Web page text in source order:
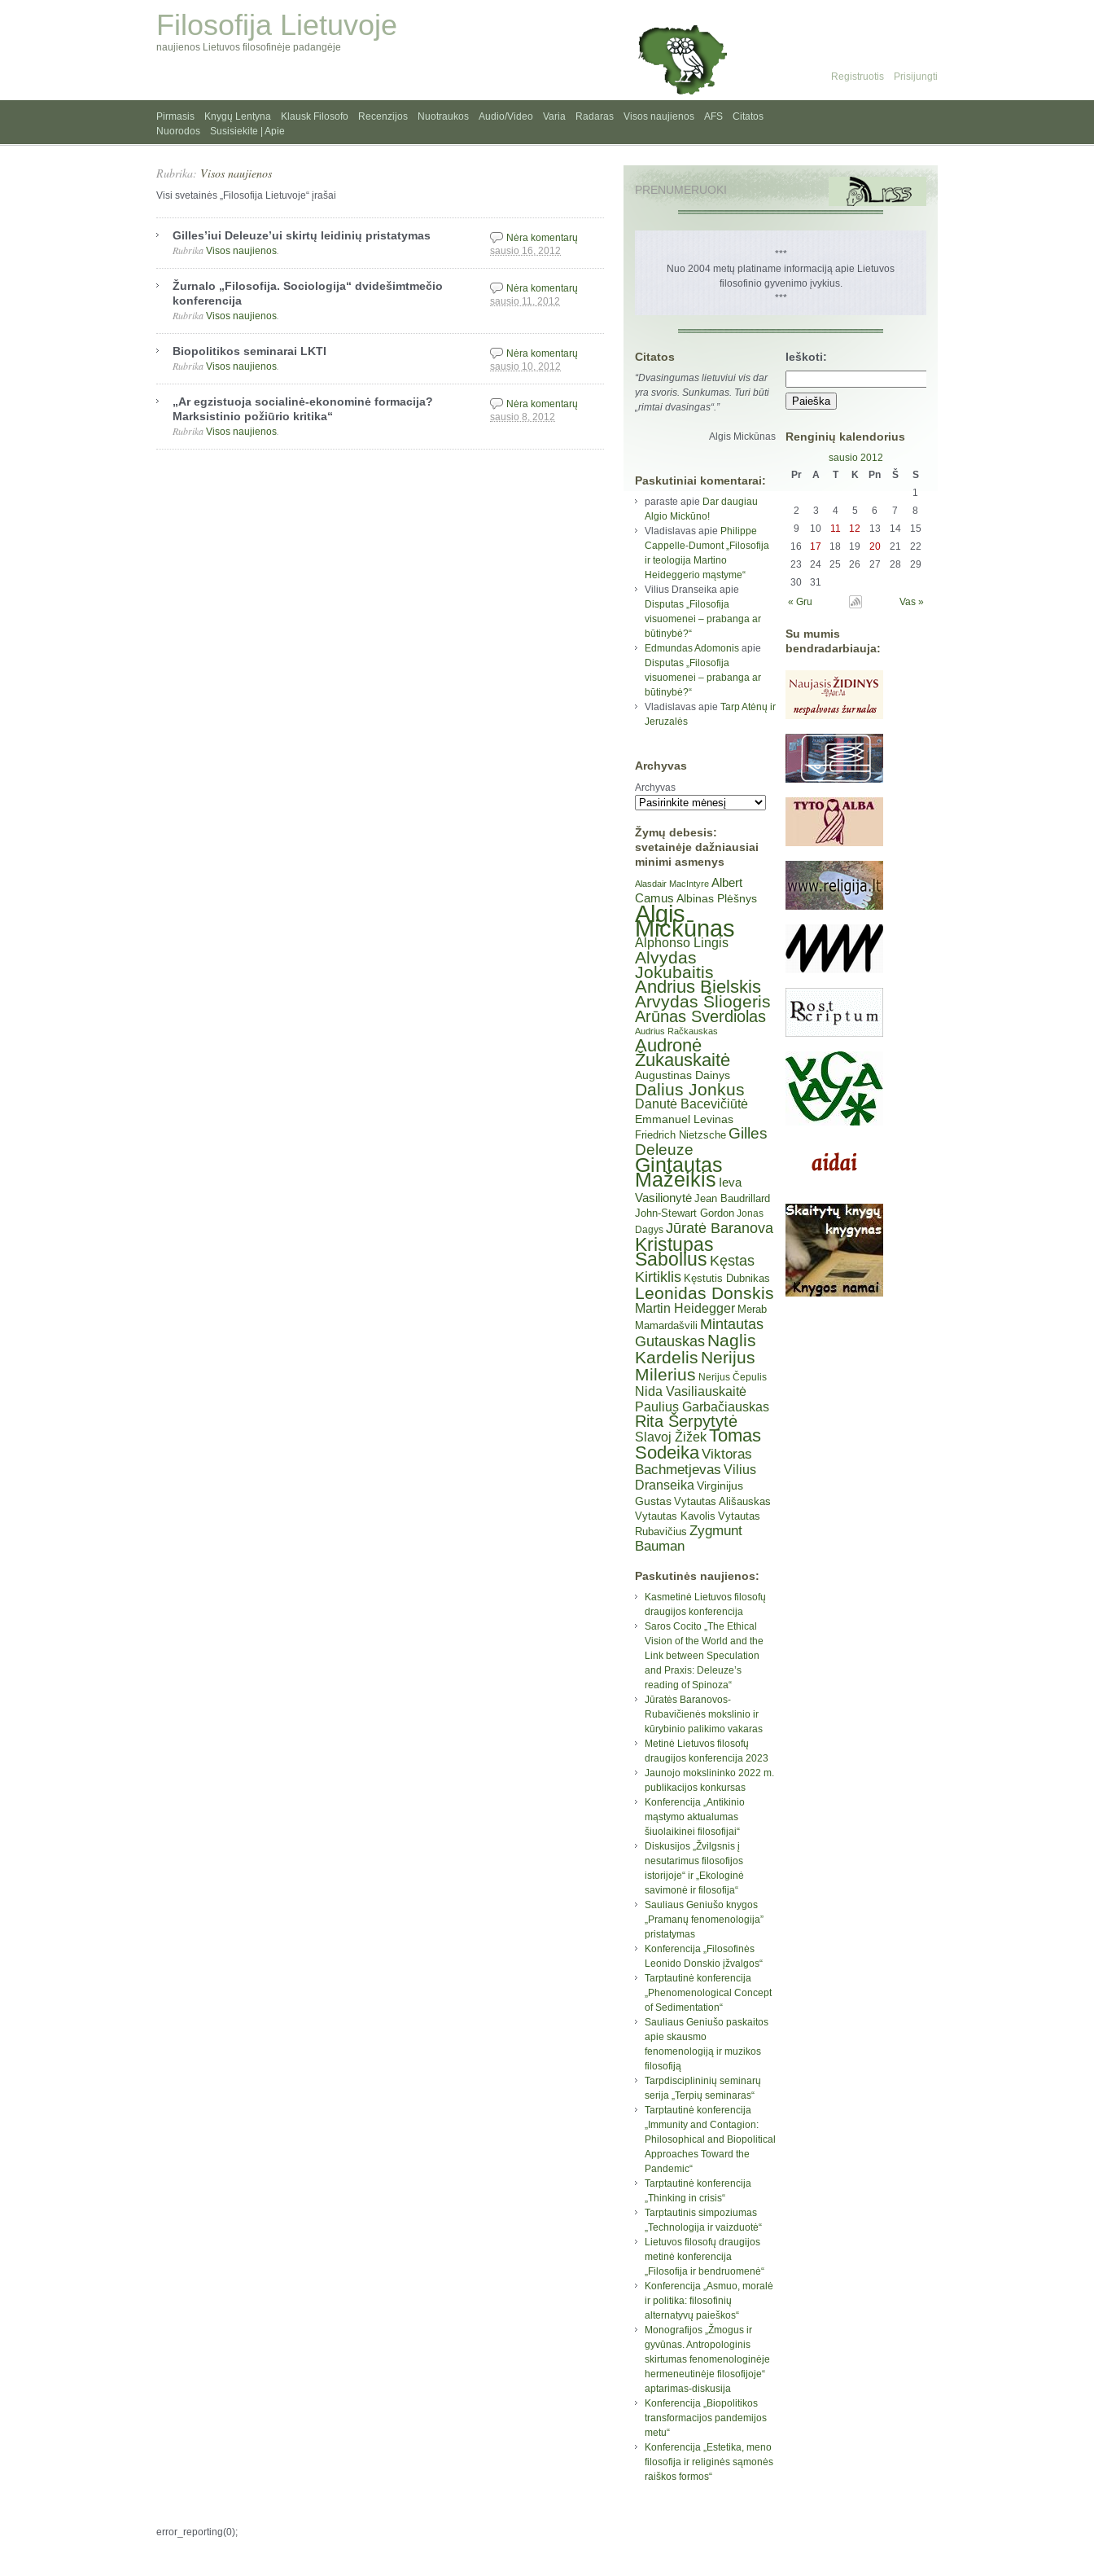
Filosofija Lietuvoje
naujienos Lietuvos filosofinėje padangėje
Prisijungti
Registruotis
Pirmasis Knygų Lentyna Klausk Filosofo Recenzijos Nuotraukos Audio/Video Varia Radaras Visos naujienos AFS
Citatos
Nuorodos
Susisiekite | Apie
Rubrika: Visos naujienos
Visi svetainės „Filosofija Lietuvoje“ įrašai
Gilles’iui Deleuze’ui skirtų leidinių pristatymas
sausio 16, 2012
Rubrika Visos naujienos
Nėra komentarų
Žurnalo „Filosofija. Sociologija“ dvidešimtmečio
konferencija
sausio 11, 2012
Rubrika Visos naujienos
Nėra komentarų
Biopolitikos seminarai LKTI
sausio 10, 2012
Rubrika Visos naujienos
Nėra komentarų
„Ar egzistuoja socialinė-ekonominė formacija?
Marksistinio požiūrio kritika“
sausio 8, 2012
Rubrika Visos naujienos
Nėra komentarų
PRENUMERUOKI
***
Nuo 2004 metų platiname informaciją apie Lietuvos
filosofinio gyvenimo įvykius.
***
Citatos
“Dvasingumas lietuviui vis dar
yra svoris. Sunkumas. Turi būti
„rimtai dvasingas“.”
Algis Mickūnas
Paskutiniai komentarai:
paraste apie Dar daugiau
Algio Mickūno!
Vladislavas apie Philippe
Cappelle-Dumont „Filosofija
ir teologija Martino
Heideggerio mąstyme“
Vilius Dranseika apie
Disputas „Filosofija
visuomenei – prabanga ar
būtinybė?“
Edmundas Adomonis apie
Disputas „Filosofija
visuomenei – prabanga ar
būtinybė?“
Vladislavas apie Tarp Atėnų ir
Jeruzalės
Archyvas
Archyvas
Žymų debesis:
svetainėje dažniausiai
minimi asmenys
Alasdair MacIntyre Albert
Camus Albinas Plėšnys
Algis
Mickūnas
Alphonso Lingis
Alvydas
Jokubaitis
Andrius Bielskis
Arvydas Šliogeris
Arūnas Sverdiolas
Audrius Račkauskas
Audronė
Žukauskaitė
Augustinas Dainys
Dalius Jonkus
Danutė Bacevičiūtė
Emmanuel Levinas
Friedrich Nietzsche Gilles
Deleuze
Gintautas
Mažeikis Ieva
Vasilionytė Jean Baudrillard
John-Stewart Gordon Jonas
Dagys Jūratė Baranova
Kristupas
Sabolius Kęstas
Kirtiklis Kęstutis Dubnikas
Leonidas Donskis
Martin Heidegger Merab
Mamardašvili Mintautas
Gutauskas Naglis
Kardelis Nerijus
Milerius Nerijus Čepulis
Nida Vasiliauskaitė
Paulius Garbačiauskas
Rita Šerpytytė
Slavoj ŽižekTomas
SodeikaViktoras
Bachmetjevas Vilius
Dranseika Virginijus
Gustas Vytautas Ališauskas
Vytautas Kavolis Vytautas
Rubavičius Zygmunt
Bauman
Paskutinės naujienos:
Kasmetinė Lietuvos filosofų
draugijos konferencija
Saros Cocito „The Ethical
Vision of the World and the
Link between Speculation
and Praxis: Deleuze’s
reading of Spinoza“
Jūratės Baranovos-
Rubavičienės mokslinio ir
kūrybinio palikimo vakaras
Metinė Lietuvos filosofų
draugijos konferencija 2023
Jaunojo mokslininko 2022 m.
publikacijos konkursas
Konferencija „Antikinio
mąstymo aktualumas
šiuolaikinei filosofijai“
Diskusijos „Žvilgsnis į
nesutarimus filosofijos
istorijoje“ ir „Ekologinė
savimonė ir filosofija“
Sauliaus Geniušo knygos
„Pramanų fenomenologija”
pristatymas
Konferencija „Filosofinės
Leonido Donskio įžvalgos“
Tarptautinė konferencija
„Phenomenological Concept
of Sedimentation“
Sauliaus Geniušo paskaitos
apie skausmo
fenomenologiją ir muzikos
filosofiją
Tarpdisciplininių seminarų
serija „Terpių seminaras“
Tarptautinė konferencija
„Immunity and Contagion:
Philosophical and Biopolitical
Approaches Toward the
Pandemic“
Tarptautinė konferencija
„Thinking in crisis“
Tarptautinis simpoziumas
„Technologija ir vaizduotė“
Lietuvos filosofų draugijos
metinė konferencija
„Filosofija ir bendruomenė“
Konferencija „Asmuo, moralė
ir politika: filosofinių
alternatyvų paieškos“
Monografijos „Žmogus ir
gyvūnas. Antropologinis
skirtumas fenomenologinėje
hermeneutinėje filosofijoje“
aptarimas-diskusija
Konferencija „Biopolitikos
transformacijos pandemijos
metu“
Konferencija „Estetika, meno
filosofija ir religinės sąmonės
raiškos formos“
Ieškoti:
Renginių kalendorius
sausio 2012
Pr
A T K Pn Š
S
1
2
3 4 5 6 7
8
9
10 11 12 13 14
15
16
17 18 19 20 21
22
23
24 25 26 27 28
29
30
31
« Gru
Vas »
Su mumis
bendradarbiauja:
error_reporting(0);